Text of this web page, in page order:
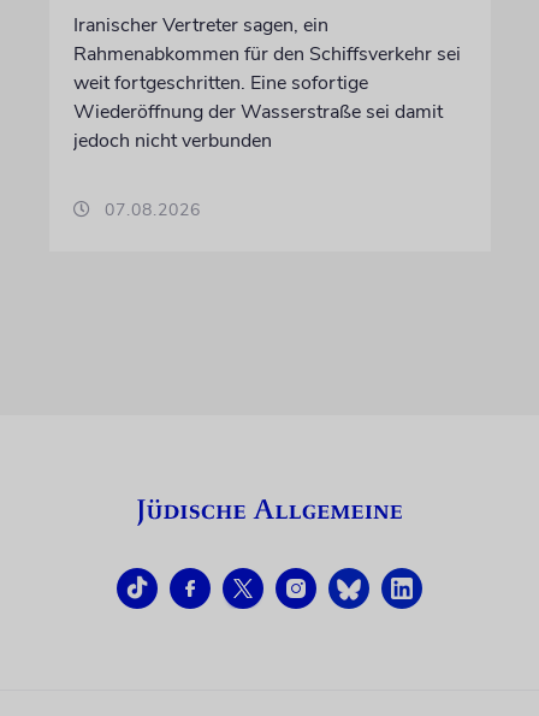
Iranischer Vertreter sagen, ein
Rahmenabkommen für den Schiffsverkehr sei
weit fortgeschritten. Eine sofortige
Wiederöffnung der Wasserstraße sei damit
jedoch nicht verbunden
07.08.2026